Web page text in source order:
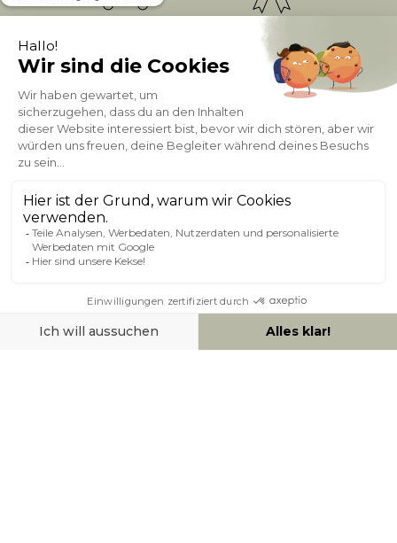
Bonusprogramm
PUNKTE = 5
HILFE & KONTAKT